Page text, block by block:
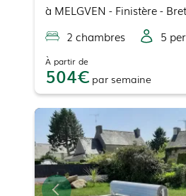
à MELGVEN - Finistère -
2 chambres 5
À partir de
504 par semaine